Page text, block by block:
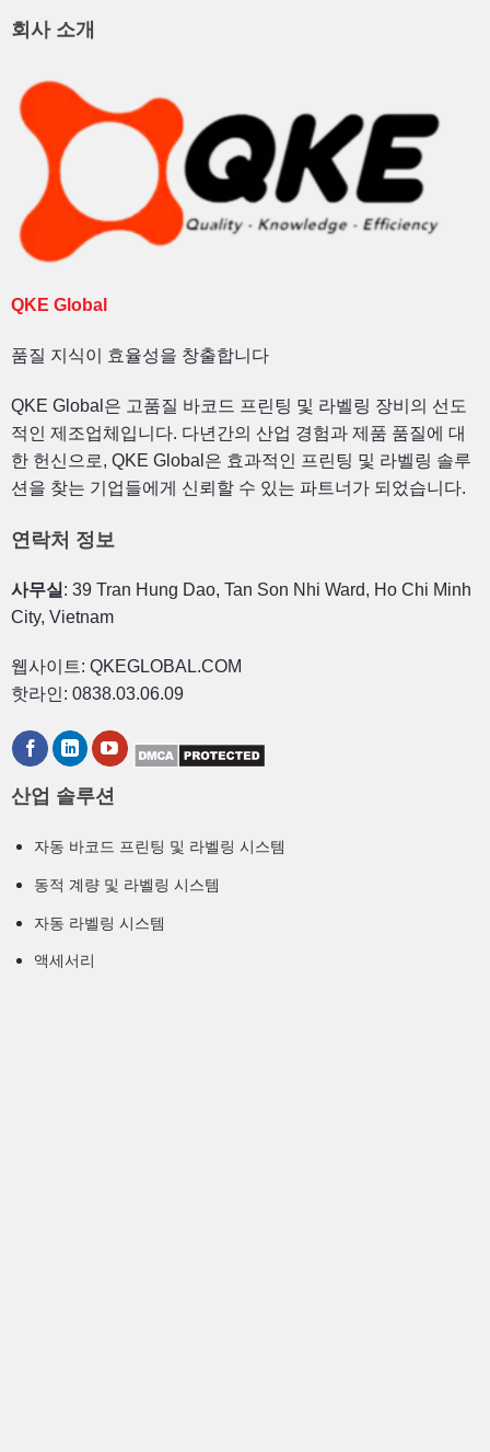
회사 소개
QKE Global
품질 지식이 효율성을 창출합니다
QKE Global은 고품질 바코드 프린팅 및 라벨링 장비의 선도
적인 제조업체입니다. 다년간의 산업 경험과 제품 품질에 대
한 헌신으로, QKE Global은 효과적인 프린팅 및 라벨링 솔루
션을 찾는 기업들에게 신뢰할 수 있는 파트너가 되었습니다.
연락처 정보
사무실 : 39 Tran Hung Dao, Tan Son Nhi Ward, Ho Chi Minh
City, Vietnam
웹사이트: QKEGLOBAL.COM
핫라인: 0838.03.06.09
산업 솔루션
자동 바코드 프린팅 및 라벨링 시스템
동적 계량 및 라벨링 시스템
자동 라벨링 시스템
액세서리